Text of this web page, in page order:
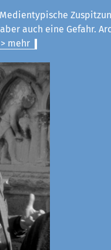
Medientypische
auch eine Gefahr.
> mehr